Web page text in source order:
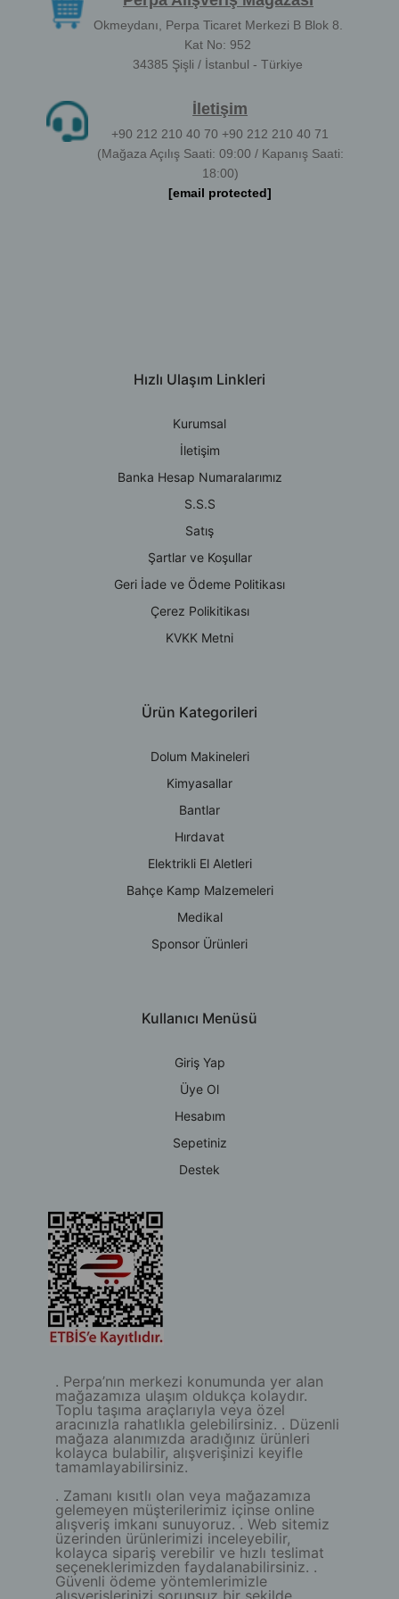
Okmeydanı, Perpa Ticaret Merkezi B Blok 8.
Kat No: 952
34385 Şişli / İstanbul - Türkiye
İletişim
+90 212 210 40 70 +90 212 210 40 71
(Mağaza Açılış Saati: 09:00 / Kapanış Saati:
18:00)
[email protected]
Hızlı Ulaşım Linkleri
Kurumsal
İletişim
Banka Hesap Numaralarımız
S.S.S
Satış
Şartlar ve Koşullar
Geri İade ve Ödeme Politikası
Çerez Polikitikası
KVKK Metni
Ürün Kategorileri
Dolum Makineleri
Kimyasallar
Bantlar
Hırdavat
Elektrikli El Aletleri
Bahçe Kamp Malzemeleri
Medikal
Sponsor Ürünleri
Kullanıcı Menüsü
Giriş Yap
Üye Ol
Hesabım
Sepetiniz
Destek
. Perpa’nın merkezi konumunda yer alan
mağazamıza ulaşım oldukça kolaydır.
Toplu taşıma araçlarıyla veya özel
aracınızla rahatlıkla gelebilirsiniz. . Düzenli
mağaza alanımızda aradığınız ürünleri
kolayca bulabilir, alışverişinizi keyifle
tamamlayabilirsiniz.
. Zamanı kısıtlı olan veya mağazamıza
gelemeyen müşterilerimiz içinse online
alışveriş imkanı sunuyoruz. . Web sitemiz
üzerinden ürünlerimizi inceleyebilir,
kolayca sipariş verebilir ve hızlı teslimat
seçeneklerimizden faydalanabilirsiniz. .
Güvenli ödeme yöntemlerimizle
alışverişlerinizi sorunsuz bir şekilde